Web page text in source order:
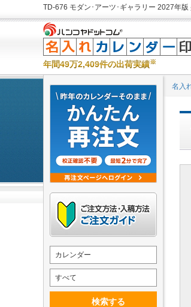
TD-676 モダン･アーツ･ギャラリー 2027年
年間49万2,409件の出荷実績※
名入
カレンダー
すべて
検索する